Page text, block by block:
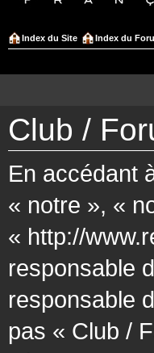
Index du Site Index du
Club /
En accédant
« notre », «
« http://
responsable
responsable
pas « Club /